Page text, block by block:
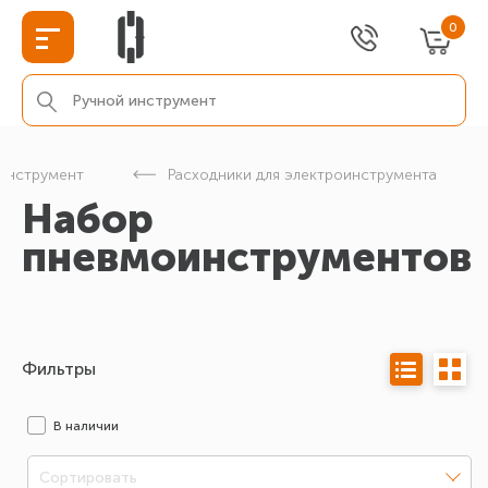
0
Расходники для электроинструмента
Набор
пневмоинструментов
Фильтры
В наличии
Сортировать